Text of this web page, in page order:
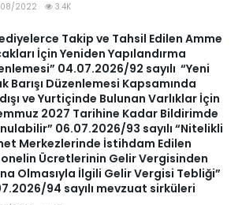
2022 3.4K
Takip ve Tahsil Edilen Amme
İçin Yeniden Yapılandırma
04.07.2026/92 sayılı “Yeni
Barışı Düzenlemesi Kapsamında
ve Yurtiçinde Bulunan Varlıklar İçin
2027 Tarihine Kadar Bildirimde
06.07.2026/93 sayılı “Nitelikli
Merkezlerinde İstihdam Edilen
Ücretlerinin Gelir Vergisinden
Olmasıyla İlgili Gelir Vergisi Tebliği”
94 sayılı mevzuat sirküleri